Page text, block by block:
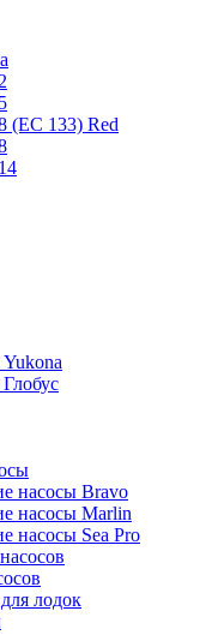
(ЕС 133) Red
насосы Bravo
насосы Marlin
насосы Sea Pro
лодок